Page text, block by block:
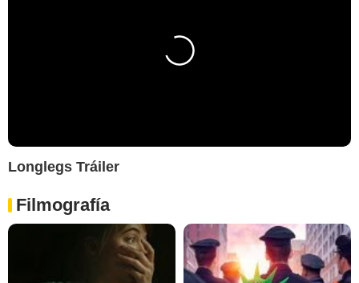
Longlegs Tráiler
Filmografía